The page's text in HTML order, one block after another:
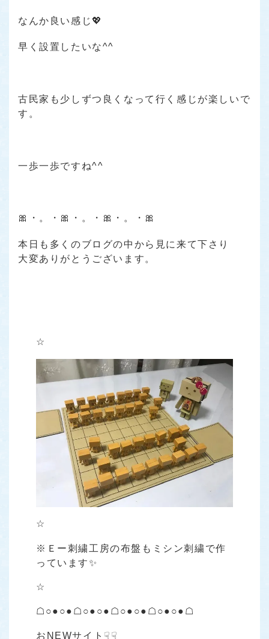
なんか良い感じ💖
早く設置したいな^^
古民家も少しずつ良くなって行く感じが楽しいで
す。
一歩一歩ですね^^
🎀・。・🎀・。・🎀・。・🎀
本日も多くのブログの中から見に来て下さり
大変ありがとうございます。
☆
☆
※Ｅー刺繍工房の布盤もミシン刺繍で作
っています✨
☆
☖○●○●☖○●○●☖○●○●☖○●○●☖
おNEWサイト☟☟